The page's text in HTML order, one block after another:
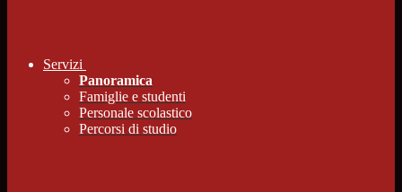
Servizi
Panoramica
Famiglie e studenti
Personale scolastico
Percorsi di studio